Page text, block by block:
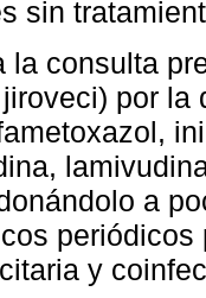
sin
la consulta
por la
a
y